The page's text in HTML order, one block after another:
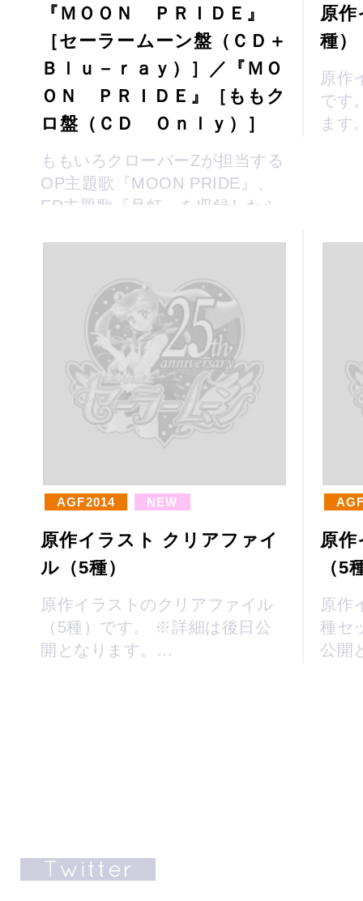
『ＭＯＯＮ ＰＲＩＤＥ』
［セーラームーン盤（ＣＤ＋
Ｂｌｕ－ｒａｙ）］／『ＭＯ
ＯＮ ＰＲＩＤＥ』［ももク
ロ盤（ＣＤ Ｏｎｌｙ）］
ももいろクローバーZが担当する
OP主題歌『MOON PRIDE』、
ED主題歌『月虹』を収録したシ
原
種）
原作
です
ます
AGF2014 NEW
原作イラスト クリアファイ
ル（5種）
原作イラストのクリアファイル
（5種）です。 ※詳細は後日公
開となります。...
原
（5
原作
種セ
公開